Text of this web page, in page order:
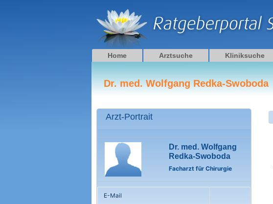
Home Arztsuche Kliniksuche
Dr. med. Wolfgang Redka-Swoboda
Arzt-Portrait
Dr. med. Wolfgang
Redka-Swoboda
Facharzt für Chirurgie
E-Mail